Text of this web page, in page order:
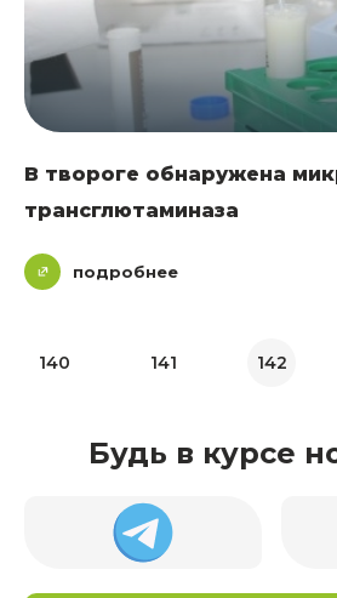
В твороге обнаружена
трансглютаминаза
подробнее
140 141 142
Будь в курсе